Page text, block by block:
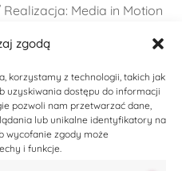
zgodą
korzystamy z technologii, takich jak
uzyskiwania dostępu do informacji
pozwoli nam przetwarzać dane,
lub unikalne identyfikatory na
wycofanie zgody może
i funkcje.
Media in Motion